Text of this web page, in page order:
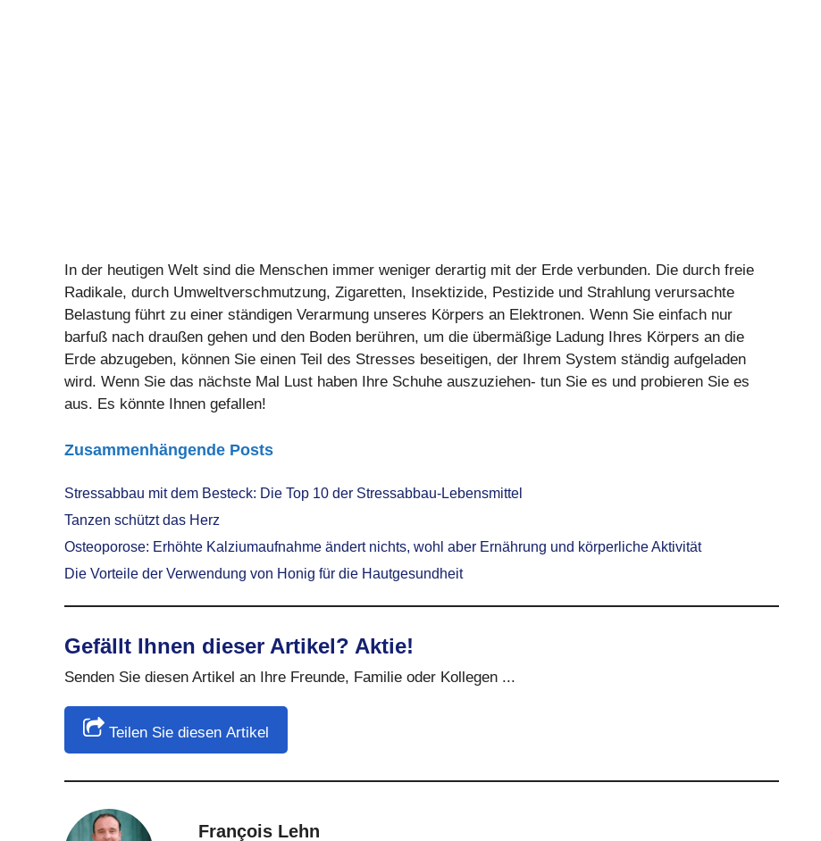
In der heutigen Welt sind die Menschen immer weniger derartig mit der Erde verbunden. Die durch freie
Radikale, durch Umweltverschmutzung, Zigaretten, Insektizide, Pestizide und Strahlung verursachte
Belastung führt zu einer ständigen Verarmung unseres Körpers an Elektronen. Wenn Sie einfach nur
barfuß nach draußen gehen und den Boden berühren, um die übermäßige Ladung Ihres Körpers an die
Erde abzugeben, können Sie einen Teil des Stresses beseitigen, der Ihrem System ständig aufgeladen
wird. Wenn Sie das nächste Mal Lust haben Ihre Schuhe auszuziehen- tun Sie es und probieren Sie es
aus. Es könnte Ihnen gefallen!
Zusammenhängende Posts
Stressabbau mit dem Besteck: Die Top 10 der Stressabbau-Lebensmittel
Tanzen schützt das Herz
Osteoporose: Erhöhte Kalziumaufnahme ändert nichts, wohl aber Ernährung und körperliche Aktivität
Die Vorteile der Verwendung von Honig für die Hautgesundheit
Gefällt Ihnen dieser Artikel? Aktie!
Senden Sie diesen Artikel an Ihre Freunde, Familie oder Kollegen ...
Teilen Sie diesen Artikel
François Lehn